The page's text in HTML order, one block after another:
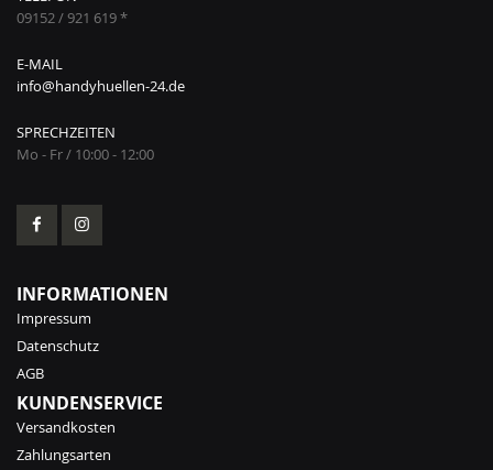
09152 / 921 619 *
E-MAIL
info@handyhuellen-24.de
SPRECHZEITEN
Mo - Fr / 10:00 - 12:00
INFORMATIONEN
Impressum
Datenschutz
AGB
KUNDENSERVICE
Versandkosten
Zahlungsarten